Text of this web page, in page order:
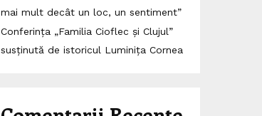
mai mult decât un loc, un sentiment”
Conferința „Familia Cioflec și Clujul”
susținută de istoricul Luminița Cornea